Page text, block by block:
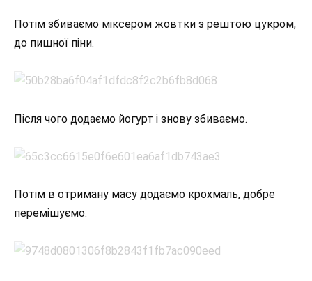
Потім збиваємо міксером жовтки з рештою цукром,
до пишної піни.
Після чого додаємо йогурт і знову збиваємо.
Потім в отриману масу додаємо крохмаль, добре
перемішуємо.